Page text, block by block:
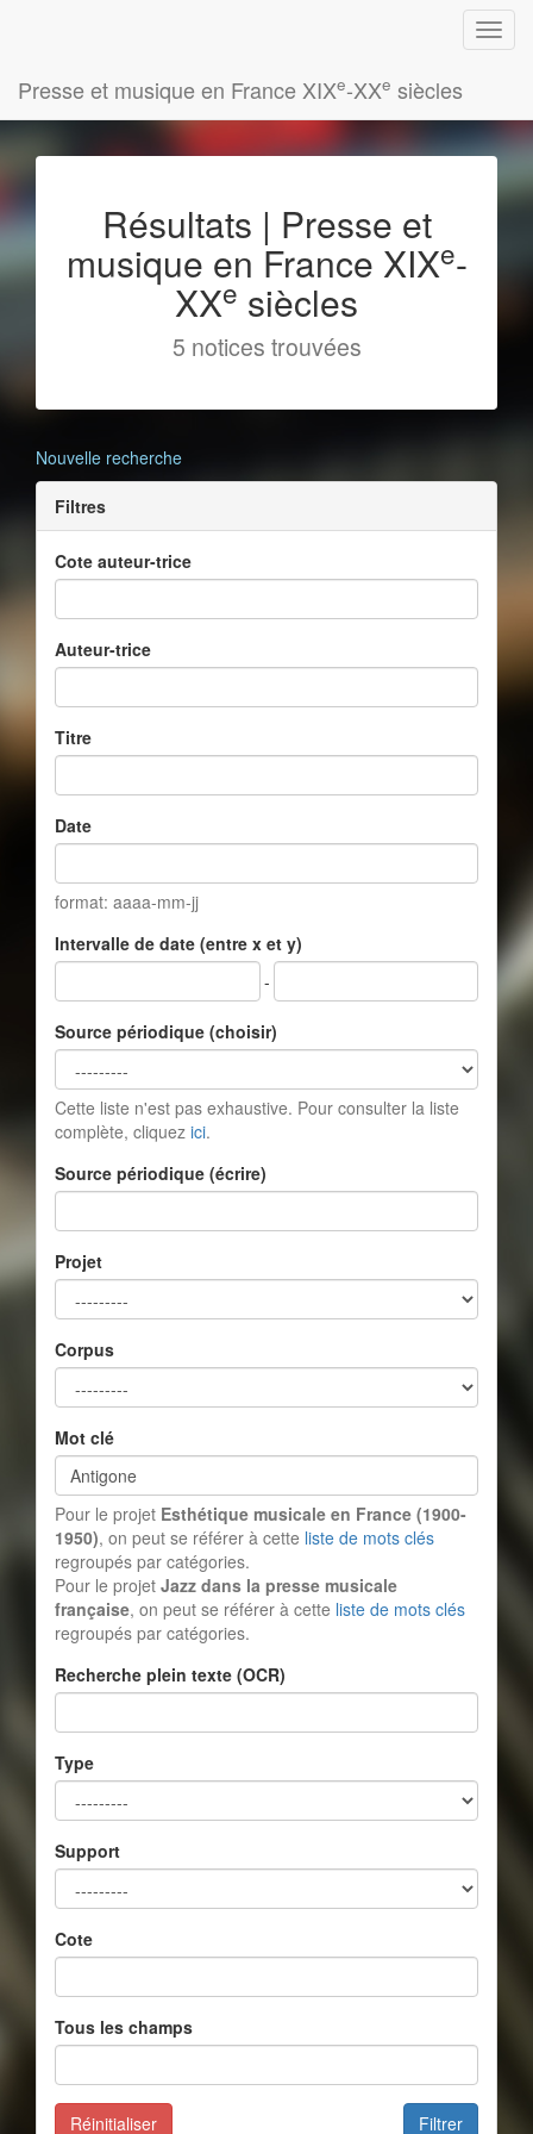
Presse et musique en France XIXe-XXe siècles
Résultats | Presse et
musique en France XIXe-
XXe siècles
5 notices trouvées
Nouvelle recherche
Filtres
Cote auteur-trice
Auteur-trice
Titre
Date
format: aaaa-mm-jj
Intervalle de date (entre x et y)
-
Source périodique (choisir)
Cette liste n'est pas exhaustive. Pour consulter la liste
complète, cliquez ici.
Source périodique (écrire)
Projet
Corpus
Mot clé
Pour le projet Esthétique musicale en France (1900-
1950), on peut se référer à cette liste de mots clés
regroupés par catégories.
Pour le projet Jazz dans la presse musicale
française, on peut se référer à cette liste de mots clés
regroupés par catégories.
Recherche plein texte (OCR)
Type
Support
Cote
Tous les champs
Filtrer
Réinitialiser